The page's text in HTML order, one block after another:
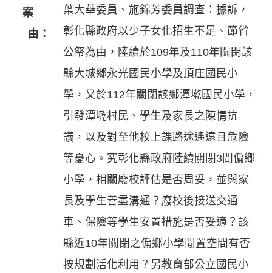
案
由：
葉大華委員、施錦芳委員調查：據訴，
彰化縣政府以少子女化招生不足、節省
公帑為由，陸續於109年及110年關閉該
縣大城鄉永光國民小學及頂庄國民小
學，又於112年關閉該鄉潭墘國民小學，
引發潭墘村民、學生及家長之陳情抗
議，以及對至他校上課路途遙遠且危險
等憂心。究彰化縣政府陸續關閉3間偏鄉
小學，相關廢校評估是否周妥，並與家
長及學生善盡溝通？廢校後接送交通
車、保險等學生安置措施是否妥適？該
縣近10年關閉之偏鄉小學閒置空間有否
按規劃活化利用？另教育部公立國民小